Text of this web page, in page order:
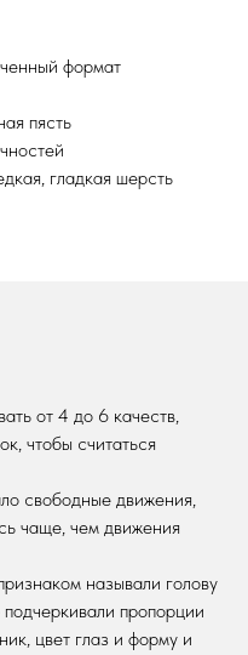
формат
пясть
гладкая шерсть
от 4 до 6 качеств,
чтобы считаться
свободные движения,
чаще, чем движения
называли голову
пропорции
цвет глаз и форму и